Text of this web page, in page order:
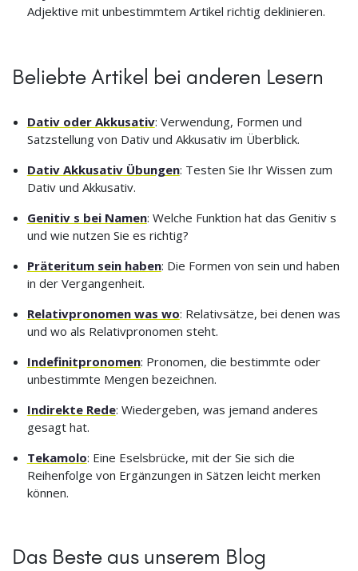
Adjektive mit unbestimmtem Artikel richtig deklinieren.
Beliebte Artikel bei anderen Lesern
Dativ oder Akkusativ: Verwendung, Formen und
Satzstellung von Dativ und Akkusativ im Überblick.
Dativ Akkusativ Übungen: Testen Sie Ihr Wissen zum
Dativ und Akkusativ.
Genitiv s bei Namen: Welche Funktion hat das Genitiv s
und wie nutzen Sie es richtig?
Präteritum sein haben: Die Formen von sein und haben
in der Vergangenheit.
Relativpronomen was wo: Relativsätze, bei denen was
und wo als Relativpronomen steht.
Indefinitpronomen: Pronomen, die bestimmte oder
unbestimmte Mengen bezeichnen.
Indirekte Rede: Wiedergeben, was jemand anderes
gesagt hat.
Tekamolo: Eine Eselsbrücke, mit der Sie sich die
Reihenfolge von Ergänzungen in Sätzen leicht merken
können.
Das Beste aus unserem Blog